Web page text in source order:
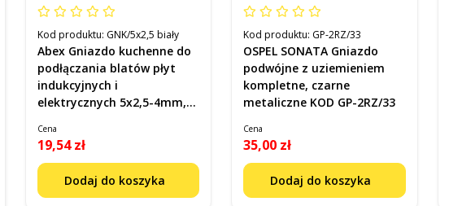
Kod produktu: GNK/5x2,5 biały
Abex Gniazdo kuchenne do
podłączania blatów płyt
indukcyjnych i
elektrycznych 5x2,5-4mm,
Kod GNK/5x2,5 biały
Cena
19,54 zł
Dodaj do koszyka
Kod produktu: GP-2RZ/33
OSPEL SONATA Gniazdo
podwójne z uziemieniem
kompletne, czarne
metaliczne KOD GP-2RZ/33
Cena
35,00 zł
Dodaj do koszyka